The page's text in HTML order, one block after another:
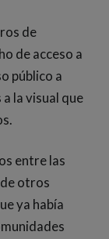
de
de acceso a
público a
la visual que
entre las
otros
ya había